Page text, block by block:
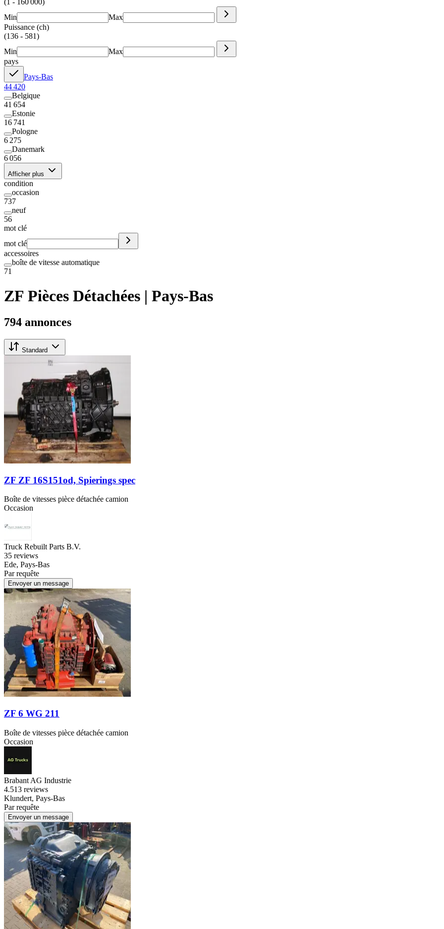
(1 - 160 000)
Min
Max
Puissance (ch)
(136 - 581)
Min
Max
pays
Pays-Bas
44 420
Belgique
41 654
Estonie
16 741
Pologne
6 275
Danemark
6 056
Afficher plus
condition
occasion
737
neuf
56
mot clé
mot clé
accessoires
boîte de vitesse automatique
71
ZF Pièces Détachées | Pays-Bas
794 annonces
Standard
ZF ZF 16S151od, Spierings spec
Boîte de vitesses pièce détachée camion
Occasion
Truck Rebuilt Parts B.V.
35 reviews
Ede, Pays-Bas
Par requête
Envoyer un message
ZF 6 WG 211
Boîte de vitesses pièce détachée camion
Occasion
Brabant AG Industrie
4.513 reviews
Klundert, Pays-Bas
Par requête
Envoyer un message